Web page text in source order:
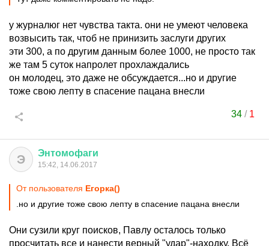
у журналюг нет чувства такта. они не умеют человека
возвысить так, чтоб не принизить заслуги других
эти 300, а по другим данным более 1000, не просто так
же там 5 суток напролет прохлаждались
он молодец, это даже не обсуждается...но и другие
тоже свою лепту в спасение пацана внесли
34 / 1
Э Энтомофаги
15:42, 14.06.2017
От пользователя Егорка()
.но и другие тоже свою лепту в спасение пацана внесли
Они сузили круг поисков, Павлу осталось только
просчитать все и нанести верный "удар"-находку. Всё